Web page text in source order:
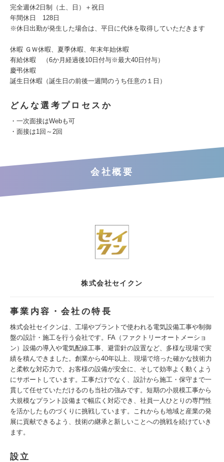
完全週休2日制（土、日）＋祝日
年間休日 128日
※休日出勤が発生した場合は、平日に代休を取得していただきます
休暇 ＧＷ休暇、夏季休暇、年末年始休暇
有給休暇 （6か月経過後10日付与※最大40日付与）
慶弔休暇
誕生日休暇（誕生日の前後一週間のうち任意の１日）
どんな選考プロセスか
・一次面接はWebも可
・面接は1回～2回
会社概要
株式会社セイクン
事業内容・会社の特長
株式会社セイクンは、工場やプラントで使われる電気設備工事や制御
盤の設計・施工を行う会社です。FA（ファクトリーオートメーショ
ン）設備の導入や電気配線工事、避雷針の設置など、多様な現場で実
績を積んできました。創業から40年以上、現場で培った確かな技術力
と柔軟な対応力で、お客様の設備が安全に、そして効率よく動くよう
にサポートしています。工事だけでなく、設計から施工・保守まで一
貫して任せていただけるのも当社の強みです。短期の小規模工事から
大規模なプラント設備まで幅広く対応でき、社員一人ひとりの専門性
を活かしたものづくりに挑戦しています。これからも地域と産業の発
展に貢献できるよう、技術の継承と新しいことへの挑戦を続けていき
ます。
設立